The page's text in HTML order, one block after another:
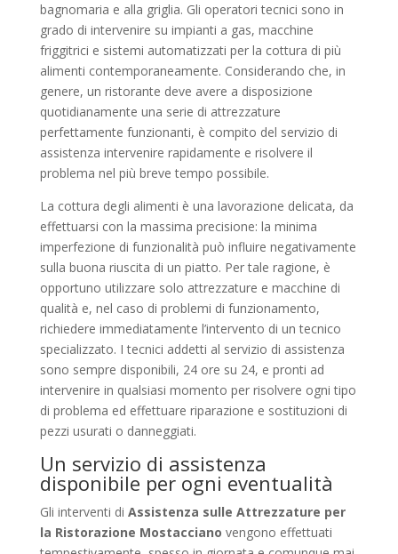
bagnomaria e alla griglia. Gli operatori tecnici sono in
grado di intervenire su impianti a gas, macchine
friggitrici e sistemi automatizzati per la cottura di più
alimenti contemporaneamente. Considerando che, in
genere, un ristorante deve avere a disposizione
quotidianamente una serie di attrezzature
perfettamente funzionanti, è compito del servizio di
assistenza intervenire rapidamente e risolvere il
problema nel più breve tempo possibile.
La cottura degli alimenti è una lavorazione delicata, da
effettuarsi con la massima precisione: la minima
imperfezione di funzionalità può influire negativamente
sulla buona riuscita di un piatto. Per tale ragione, è
opportuno utilizzare solo attrezzature e macchine di
qualità e, nel caso di problemi di funzionamento,
richiedere immediatamente l’intervento di un tecnico
specializzato. I tecnici addetti al servizio di assistenza
sono sempre disponibili, 24 ore su 24, e pronti ad
intervenire in qualsiasi momento per risolvere ogni tipo
di problema ed effettuare riparazione e sostituzioni di
pezzi usurati o danneggiati.
Un servizio di assistenza
disponibile per ogni eventualità
Gli interventi di Assistenza sulle Attrezzature per
la Ristorazione Mostacciano vengono effettuati